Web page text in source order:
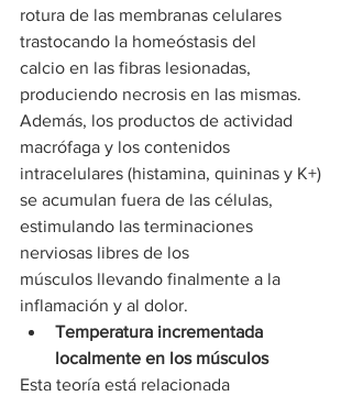
rotura de las membranas celulares
trastocando la homeóstasis del
calcio en las fibras lesionadas,
produciendo necrosis en las mismas.
Además, los productos de actividad
macrófaga y los contenidos
intracelulares (histamina, quininas y K+)
se acumulan fuera de las células,
estimulando las terminaciones
nerviosas libres de los
músculos llevando finalmente a la
inflamación y al dolor.
Temperatura incrementada
localmente en los músculos
Esta teoría está relacionada